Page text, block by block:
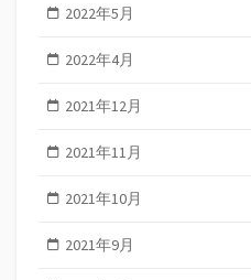
2022年5月
2022年4月
2021年12月
2021年11月
2021年10月
2021年9月